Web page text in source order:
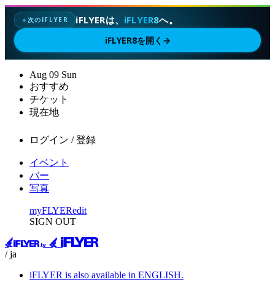
✦次のIFLYER iFLYERは、 iFLYER8へ。
iFLYER8を開く →
Aug 09 Sun
おすすめ
チケット
現在地
ログイン / 登録
イベント
バー
写真
myFLYERedit
SIGN OUT
/ ja
iFLYER is also available in ENGLISH.